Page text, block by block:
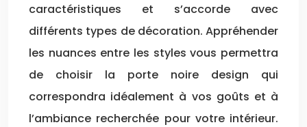
caractéristiques et s’accorde avec
différents types de décoration. Appréhender
les nuances entre les styles vous permettra
de choisir la porte noire design qui
correspondra idéalement à vos goûts et à
l’ambiance recherchée pour votre intérieur.